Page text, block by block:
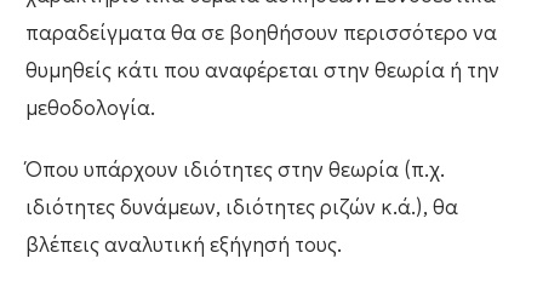
παραδείγματα θα σε βοηθήσουν περισσότερο να
θυμηθείς κάτι που αναφέρεται στην θεωρία ή την
μεθοδολογία.
Όπου υπάρχουν ιδιότητες στην θεωρία (π.χ.
ιδιότητες δυνάμεων, ιδιότητες ριζών κ.ά.), θα
βλέπεις αναλυτική εξήγησή τους.